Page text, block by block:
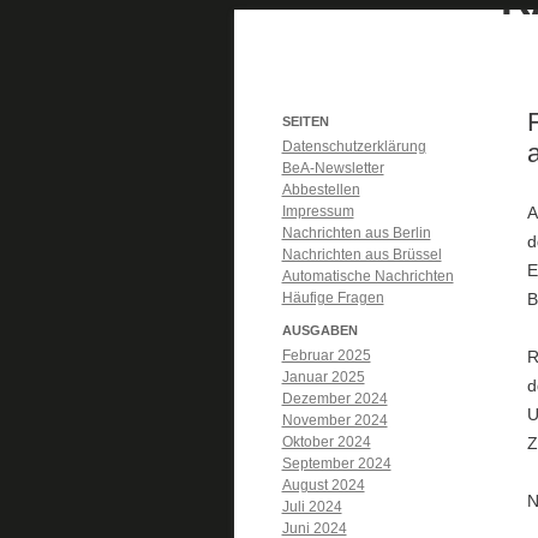
SEITEN
Datenschutzerklärung
BeA-Newsletter
Abbestellen
Impressum
Nachrichten aus Berlin
Nachrichten aus Brüssel
Automatische Nachrichten
Häufige Fragen
AUSGABEN
Februar 2025
Januar 2025
Dezember 2024
November 2024
Oktober 2024
September 2024
August 2024
Juli 2024
Juni 2024